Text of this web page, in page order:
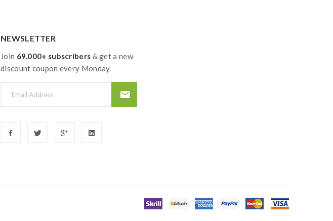
NEWSLETTER
Join 69.000+ subscribers & get a new
discount coupon every Monday.